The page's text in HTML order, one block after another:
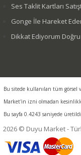
Ses Taklit Kartları
Gonge İle Hareket
Dikkat Ediyorum
Bu sitede kullanılan tüm
Market'in izni olmadan
Bu sayfa 0.4243 saniyede
2026 © Duyu Market -